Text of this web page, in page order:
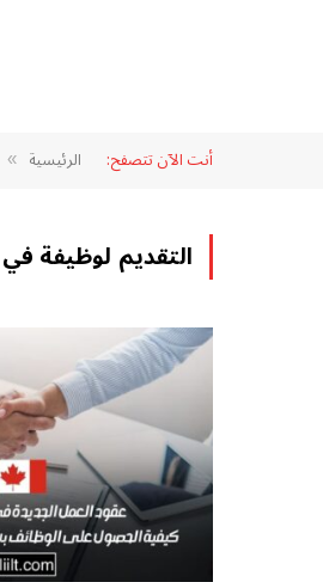
أنت الآن تتصفح: الرئيسية »
التقديم لوظيفة في كندا 2025 براتب 125 ألف